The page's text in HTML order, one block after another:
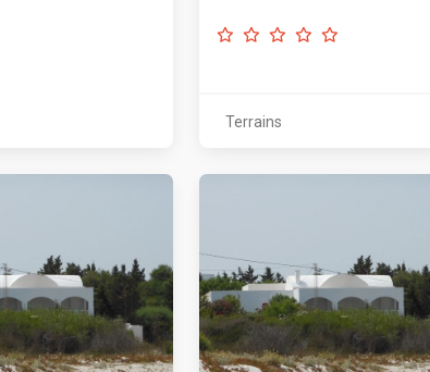
Terrains